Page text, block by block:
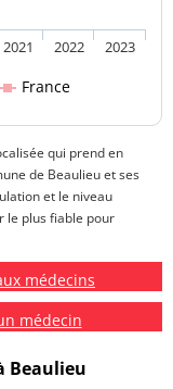
France
2021 2022 2023
qui prend en
de Beaulieu et ses
et le niveau
le plus fiable pour
médecins
médecin
Beaulieu